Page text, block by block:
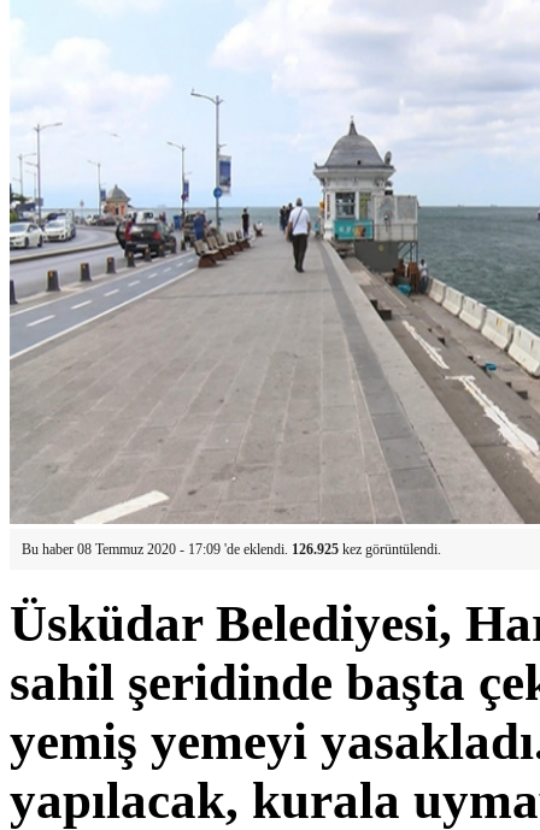
Bu haber 08 Temmuz 2020 - 17:09 'de eklendi. 126.925 kez görüntülendi.
Üsküdar Belediyesi,
sahil şeridinde başta
yemiş yemeyi
yapılacak, kurala